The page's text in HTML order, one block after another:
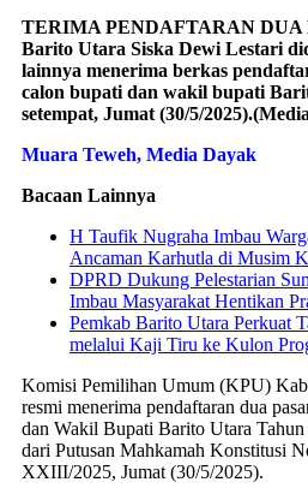
TERIMA PENDAFTARAN DUA
Barito Utara Siska Dewi Lestari
lainnya menerima berkas
calon bupati dan wakil bupati
setempat, Jumat (30/5/
Muara Teweh, Media Dayak
Bacaan Lainnya
H Taufik Nugraha Imbau
Ancaman Karhutla di Musim
DPRD Dukung Pelestarian
Imbau Masyarakat Hentikan
Pemkab Barito Utara Perkuat
melalui Kaji Tiru ke Kulon
Komisi Pemilihan Umum (KPU)
resmi menerima pendaftaran dua
dan Wakil Bupati Barito Utara
dari Putusan Mahkamah Konstitusi
XXIII/2025, Jumat (30/5/2025).